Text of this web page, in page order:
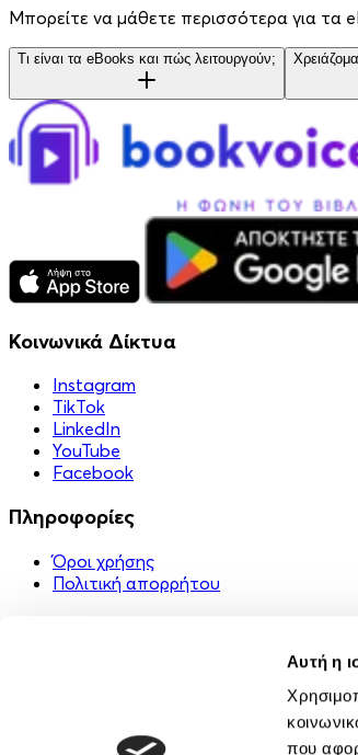
Αυτή η
που
Μπορείτε να μάθετε περισσότερα για τα
Τι είναι τα eBooks και πώς λειτουργούν;
Κοινωνικά Δίκτυα
Instagram
TikTok
LinkedIn
YouTube
Facebook
Πληροφορίες
Όροι χρήσης
Πολιτική απορρήτου
Επικοινωνία